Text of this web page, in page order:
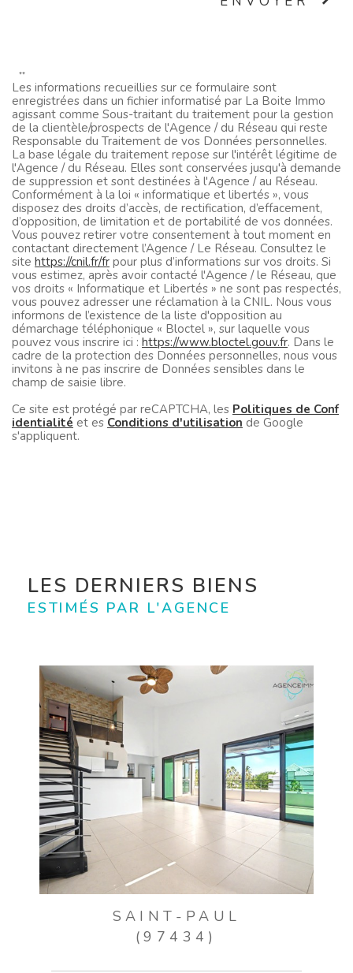
**
Les informations recueillies sur ce formulaire sont
enregistrées dans un fichier informatisé par La Boite Immo
agissant comme Sous-traitant du traitement pour la gestion
de la clientèle/prospects de l'Agence / du Réseau qui reste
Responsable du Traitement de vos Données personnelles.
La base légale du traitement repose sur l'intérêt légitime de
l'Agence / du Réseau. Elles sont conservées jusqu'à demande
de suppression et sont destinées à l'Agence / au Réseau.
Conformément à la loi « informatique et libertés », vous
disposez des droits d’accès, de rectification, d’effacement,
d’opposition, de limitation et de portabilité de vos données.
Vous pouvez retirer votre consentement à tout moment en
contactant directement l’Agence / Le Réseau. Consultez le
site https://cnil.fr/fr pour plus d’informations sur vos droits. Si
vous estimez, après avoir contacté l'Agence / le Réseau, que
vos droits « Informatique et Libertés » ne sont pas respectés,
vous pouvez adresser une réclamation à la CNIL. Nous vous
informons de l’existence de la liste d'opposition au
démarchage téléphonique « Bloctel », sur laquelle vous
pouvez vous inscrire ici : https://www.bloctel.gouv.fr. Dans le
cadre de la protection des Données personnelles, nous vous
invitons à ne pas inscrire de Données sensibles dans le
champ de saisie libre.
Ce site est protégé par reCAPTCHA, les Politiques de Conf
identialité et es Conditions d'utilisation de Google
s'appliquent.
LES DERNIERS BIENS
ESTIMÉS PAR L'AGENCE
SAINT-PAUL
(97434)